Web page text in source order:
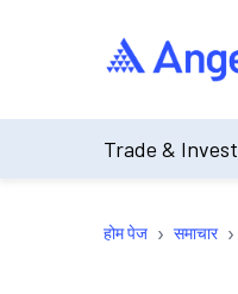
Trade & Invest
होम पेज › समाचार ›